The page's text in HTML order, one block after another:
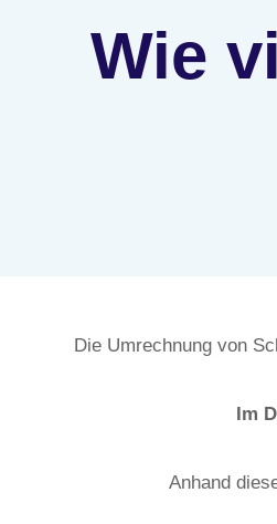
Wie
Die Umrechnung von
Im
Anhand